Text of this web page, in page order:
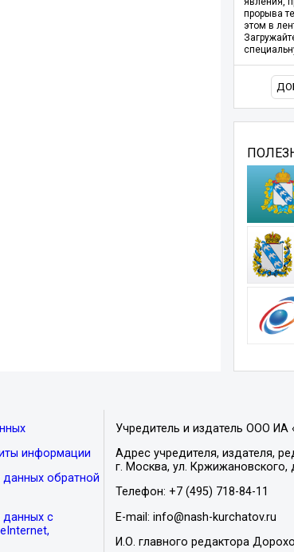
прорыва
этом в
информации
данных обратной
данных с
Учредитель и издатель ООО ИА
Адрес учредителя, издателя,
г. Москва, ул. Кржижановского,
Телефон: +7 (495) 718-84-11
E-mail: info@nash-kurchatov.ru
И.О. главного редактора